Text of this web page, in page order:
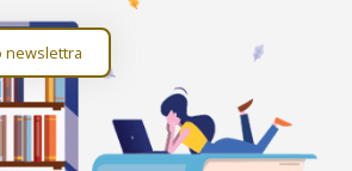
newslettra